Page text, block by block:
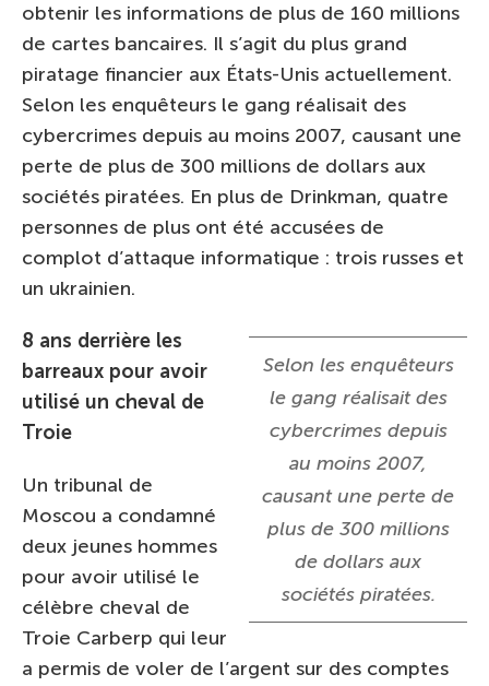
obtenir les informations de plus de 160 millions
de cartes bancaires. Il s’agit du plus grand
piratage financier aux États-Unis actuellement.
Selon les enquêteurs le gang réalisait des
cybercrimes depuis au moins 2007, causant une
perte de plus de 300 millions de dollars aux
sociétés piratées. En plus de Drinkman, quatre
personnes de plus ont été accusées de
complot d’attaque informatique : trois russes et
un ukrainien.
Selon les enquêteurs
le gang réalisait des
cybercrimes depuis
au moins 2007,
causant une perte de
plus de 300 millions
de dollars aux
sociétés piratées.
8 ans derrière les
barreaux pour avoir
utilisé un cheval de
Troie
Un tribunal de
Moscou a condamné
deux jeunes hommes
pour avoir utilisé le
célèbre cheval de
Troie Carberp qui leur
a permis de voler de l’argent sur des comptes